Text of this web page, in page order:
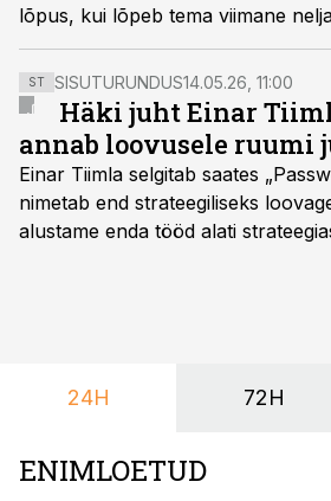
lõpus, kui lõpeb tema viimane
ST SISUTURUNDUS14.05.26, 11:00
Häki juht Einar
annab loovusele ruumi
Einar Tiimla selgitab saates
nimetab end strateegiliseks
alustame enda tööd alati
24H 72H
ENIMLOETUD